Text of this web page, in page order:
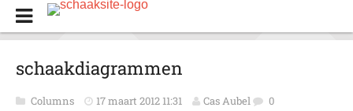
schaakdiagrammen
Columns 17 maart 2012 11:31 Cas Aubel 0